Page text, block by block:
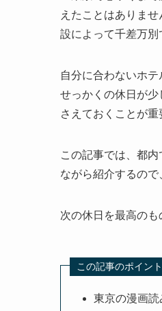
えたことはありま
設によって千差万別
自分に合わないホ
せっかくの休日が
さえておくことが重
この記事では、都
ながら紹介するので
次の休日を最高のも
この記事のポイント
東京の漫画